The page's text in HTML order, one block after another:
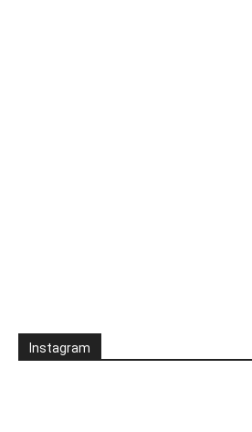
Instagram